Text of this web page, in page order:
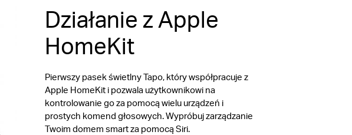
Działanie z Apple
HomeKit
Pierwszy pasek świetlny Tapo, który współpracuje z
Apple HomeKit i pozwala użytkownikowi na
kontrolowanie go za pomocą wielu urządzeń i
prostych komend głosowych. Wypróbuj zarządzanie
Twoim domem smart za pomocą Siri.